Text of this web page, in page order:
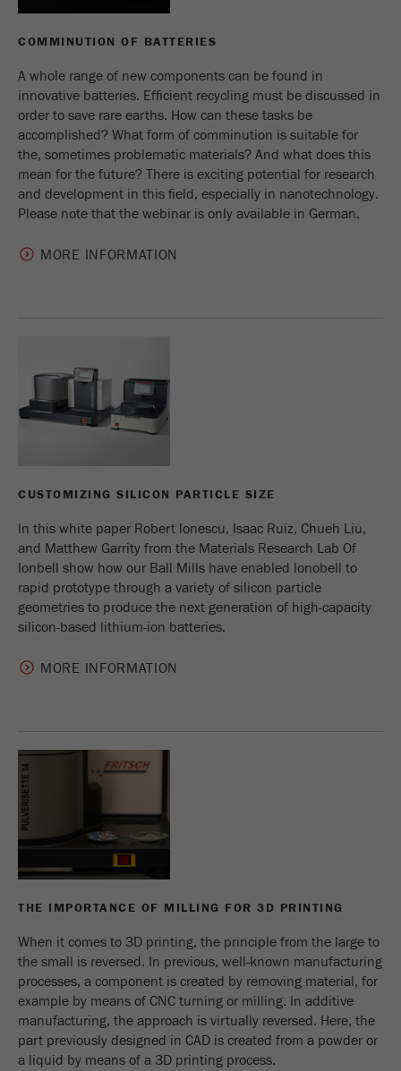
Fornecedor Yandex
Objectivo
Contêm a data da 1ª visita a este
website.
Ciclo de vida
cookie
1 ano
Nome _ym_isad
Fornecedor Yandex
Nome _ym_uid
Objectivo
Usado para identificar utilizadores do
Ciclo de vida
cookie
1 ano
COMMINUTION OF BATTERIES
A whole range of new components can be found in
innovative batteries. Efficient recycling must be discussed in
order to save rare earths. How can these tasks be
accomplished? What form of comminution is suitable for
the, sometimes problematic materials? And what does this
mean for the future? There is exciting potential for research
and development in this field, especially in nanotechnology.
Please note that the webinar is only available in German.
MORE INFORMATION
CUSTOMIZING SILICON PARTICLE SIZE
In this white paper Robert lonescu, Isaac Ruiz, Chueh Liu,
and Matthew Garrity from the Materials Research Lab Of
Ionbell show how our Ball Mills have enabled lonobell to
rapid prototype through a variety of silicon particle
geometries to produce the next generation of high-capacity
silicon-based lithium-ion batteries.
MORE INFORMATION
THE IMPORTANCE OF MILLING FOR 3D PRINTING
When it comes to 3D printing, the principle from the large to
the small is reversed. In previous, well-known manufacturing
processes, a component is created by removing material, for
example by means of CNC turning or milling. In additive
manufacturing, the approach is virtually reversed. Here, the
part previously designed in CAD is created from a powder or
a liquid by means of a 3D printing process.